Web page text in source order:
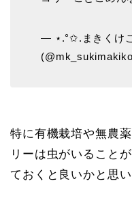
— ⋆.°✩.まきくけ
特に有機栽培や無農
リーは虫がいること
ておくと良いかと思い